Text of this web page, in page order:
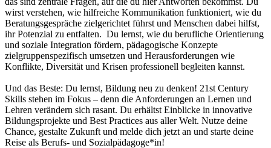
wirst verstehen, wie hilfreiche Kommunikation funktioniert, wie du
Beratungsgespräche zielgerichtet führst und Menschen dabei hilfst,
ihr Potenzial zu entfalten. Du lernst, wie du berufliche Orientierung
und soziale Integration fördern, pädagogische Konzepte
zielgruppenspezifisch umsetzen und Herausforderungen wie
Konflikte, Diversität und Krisen professionell begleiten kannst.
Und das Beste: Du lernst, Bildung neu zu denken! 21st Century
Skills stehen im Fokus – denn die Anforderungen an Lernen und
Lehren verändern sich rasant. Du erhältst Einblicke in innovative
Bildungsprojekte und Best Practices aus aller Welt. Nutze deine
Chance, gestalte Zukunft und melde dich jetzt an und starte deine
Reise als Berufs- und Sozialpädagoge*in!